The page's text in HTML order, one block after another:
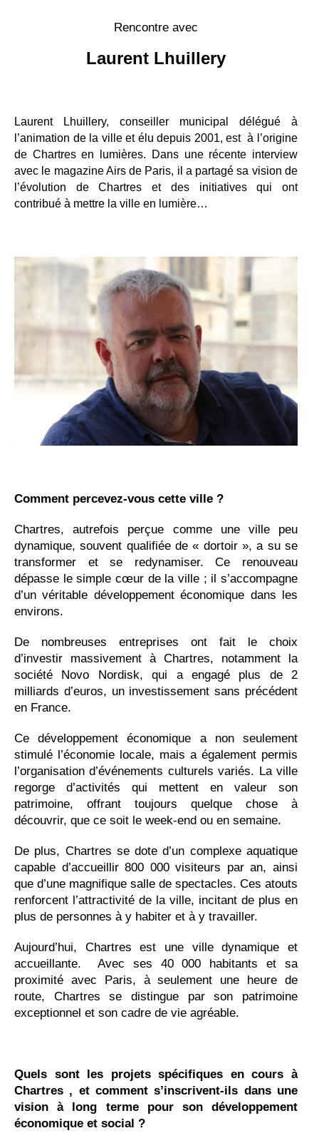
Rencontre avec
Laurent Lhuillery
Laurent Lhuillery, conseiller municipal délégué à
l’animation de la ville et élu depuis 2001, est à l’origine
de Chartres en lumières. Dans une récente interview
avec le magazine Airs de Paris, il a partagé sa vision de
l’évolution de Chartres et des initiatives qui ont
contribué à mettre la ville en lumière…
Comment percevez-vous cette ville ?
Chartres, autrefois perçue comme une ville peu
dynamique, souvent qualifiée de « dortoir », a su se
transformer et se redynamiser. Ce renouveau
dépasse le simple cœur de la ville ; il s’accompagne
d’un véritable développement économique dans les
environs.
De nombreuses entreprises ont fait le choix
d’investir massivement à Chartres, notamment la
société Novo Nordisk, qui a engagé plus de 2
milliards d’euros, un investissement sans précédent
en France.
Ce développement économique a non seulement
stimulé l’économie locale, mais a également permis
l’organisation d’événements culturels variés. La ville
regorge d’activités qui mettent en valeur son
patrimoine, offrant toujours quelque chose à
découvrir, que ce soit le week-end ou en semaine.
De plus, Chartres se dote d’un complexe aquatique
capable d’accueillir 800 000 visiteurs par an, ainsi
que d’une magnifique salle de spectacles. Ces atouts
renforcent l’attractivité de la ville, incitant de plus en
plus de personnes à y habiter et à y travailler.
Aujourd’hui, Chartres est une ville dynamique et
accueillante. Avec ses 40 000 habitants et sa
proximité avec Paris, à seulement une heure de
route, Chartres se distingue par son patrimoine
exceptionnel et son cadre de vie agréable.
Quels sont les projets spécifiques en cours à
Chartres , et comment s’inscrivent-ils dans une
vision à long terme pour son développement
économique et social ?